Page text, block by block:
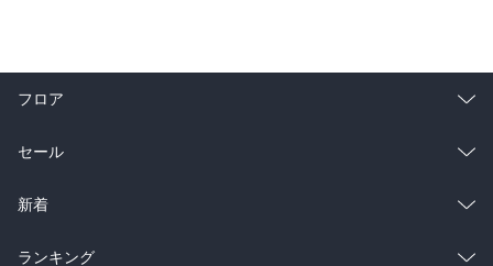
フロア
総合
ラノベ
雑誌・グラビア
セール
総合
ラノベ
新着
総合
ランキング